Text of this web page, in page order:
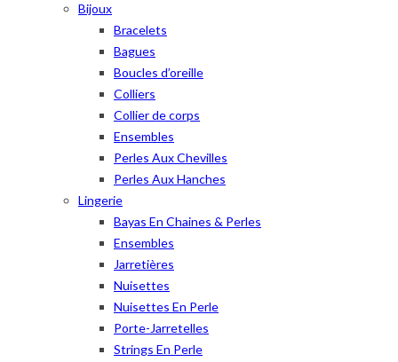
Bijoux
Bracelets
Bagues
Boucles d’oreille
Colliers
Collier de corps
Ensembles
Perles Aux Chevilles
Perles Aux Hanches
Lingerie
Bayas En Chaines & Perles
Ensembles
Jarretières
Nuisettes
Nuisettes En Perle
Porte-Jarretelles
Strings En Perle